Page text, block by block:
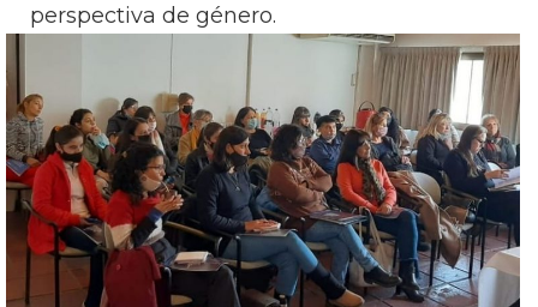
perspectiva de género.